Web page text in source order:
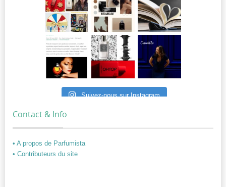
Suivez-nous sur Instagram
Contact & Info
• A propos de Parfumista
• Contributeurs du site